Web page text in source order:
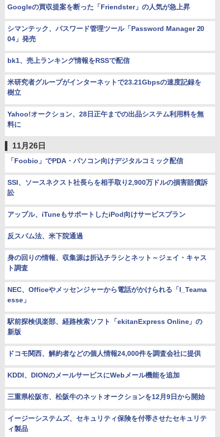
Googleの買収提案を断った「Friendster」の人気が急上昇
シマンテック、パスワード管理ツール「Password Manager 20
04」発売
bk1、売上ランキング情報をRSSで配信
米研究者グループがインターネットで23.21Gbpsの速度記録を
樹立
Yahoo!オークション、28日正午までの出品システム利用料を無
料に
11月26日
「Foobio」でPDA・パソコン向けデジタルコミック配信
SSI、ソースネクスト社長らを相手取り2,900万ドルの損害賠償訴
訟
アップル、iTuneもサポートしたiPod向けサービスプラン
反スパム法、米下院通過
身の回りの情報、収集源は折込チラシとネット～ジェイ・キャス
ト調査
NEC、Officeやメッセンジャーから電話がかけられる「I_Teama
esse」
駅前探検倶楽部、経路検索ソフト「ekitanExpress Online」の
新版
ドコモ関西、解約者などの個人情報24,000件を調査会社に提供
KDDI、DIONのメールサービスにWebメール機能を追加
三重県松阪市、松阪牛のネットオークションを12月9日から開始
イージーシステムズ、セキュリティ保険を付帯させたセキュリテ
ィ製品